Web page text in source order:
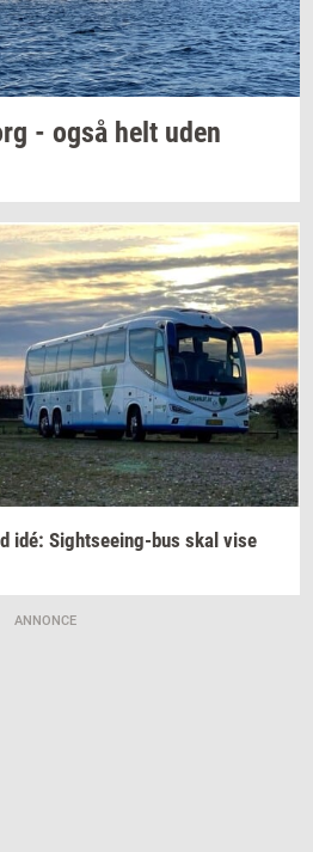
- også helt uden
idé: Sightseeing-​bus skal vise
ANNONCE